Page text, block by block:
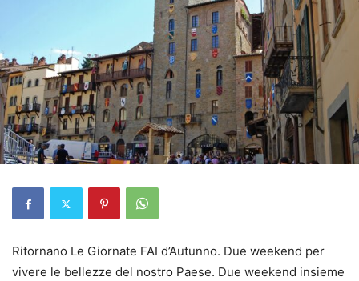
Ritornano Le Giornate FAI d’Autunno. Due weekend per
vivere le bellezze del nostro Paese. Due weekend insieme